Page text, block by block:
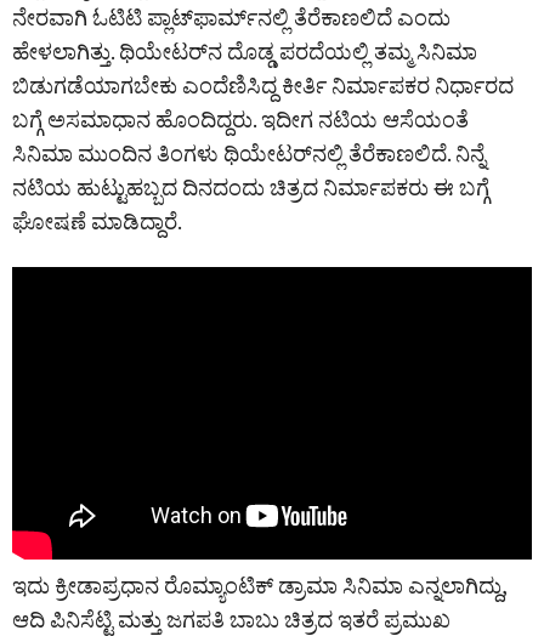
ನೇರವಾಗಿ ಓಟಿಟಿ ಪ್ಲಾಟ್‌ಫಾರ್ಮ್‌ನಲ್ಲಿ ತೆರೆಕಾಣಲಿದೆ ಎಂದು
ಹೇಳಲಾಗಿತ್ತು. ಥಿಯೇಟರ್‌ನ ದೊಡ್ಡ ಪರದೆಯಲ್ಲಿ ತಮ್ಮ ಸಿನಿಮಾ
ಬಿಡುಗಡೆಯಾಗಬೇಕು ಎಂದೆಣಿಸಿದ್ದ ಕೀರ್ತಿ ನಿರ್ಮಾಪಕರ ನಿರ್ಧಾರದ
ಬಗ್ಗೆ ಅಸಮಾಧಾನ ಹೊಂದಿದ್ದರು. ಇದೀಗ ನಟಿಯ ಆಸೆಯಂತೆ
ಸಿನಿಮಾ ಮುಂದಿನ ತಿಂಗಳು ಥಿಯೇಟರ್‌ನಲ್ಲಿ ತೆರೆಕಾಣಲಿದೆ. ನಿನ್ನೆ
ನಟಿಯ ಹುಟ್ಟುಹಬ್ಬದ ದಿನದಂದು ಚಿತ್ರದ ನಿರ್ಮಾಪಕರು ಈ ಬಗ್ಗೆ
ಘೋಷಣೆ ಮಾಡಿದ್ದಾರೆ.
ಇದು ಕ್ರೀಡಾಪ್ರಧಾನ ರೊಮ್ಯಾಂಟಿಕ್‌ ಡ್ರಾಮಾ ಸಿನಿಮಾ ಎನ್ನಲಾಗಿದ್ದು,
ಆದಿ ಪಿನಿಸೆಟ್ಟಿ ಮತ್ತು ಜಗಪತಿ ಬಾಬು ಚಿತ್ರದ ಇತರೆ ಪ್ರಮುಖ